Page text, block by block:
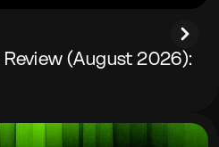
(August 2026):